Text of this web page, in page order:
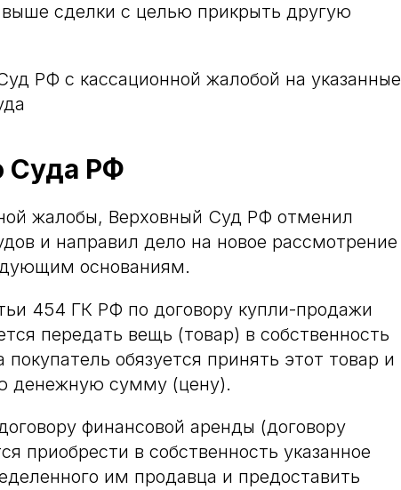
сделки с целью прикрыть другую
РФ с кассационной жалобой на указанные
Суда РФ
жалобы, Верховный Суд РФ отменил
и направил дело на новое рассмотрение
основаниям.
454 ГК РФ по договору купли-продажи
передать вещь (товар) в собственность
обязуется принять этот товар и
денежную сумму (цену).
финансовой аренды (договору
приобрести в собственность указанное
им продавца и предоставить